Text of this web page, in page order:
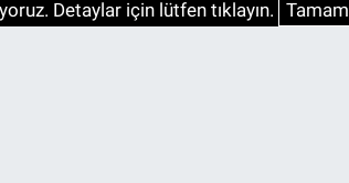
Detaylar için lütfen tıklayın. Tamam